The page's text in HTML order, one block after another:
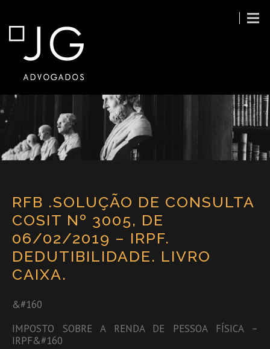
RFB .SOLUÇÃO DE CONSULTA
COSIT Nº 3005, DE
06/02/2019 – IRPF.
DEDUTIBILIDADE. LIVRO
CAIXA.
&#160
IMPOSTO SOBRE A RENDA DE PESSOA FÍSICA –
IRPF&#160